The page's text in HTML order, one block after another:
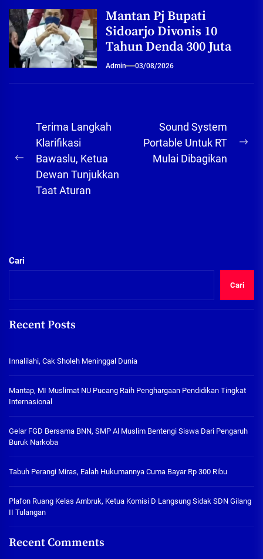
Mantan Pj Bupati
Sidoarjo Divonis 10
Tahun Denda 300 Juta
Admin 03/08/2026
Navigasi
pos
Previous
post:
Terima Langkah
Klarifikasi
Bawaslu, Ketua
Dewan Tunjukkan
Taat Aturan
Sound System
Portable Untuk RT
Mulai Dibagikan
Cari
Cari
Recent Posts
Innalilahi, Cak Sholeh Meninggal Dunia
Mantap, MI Muslimat NU Pucang Raih Penghargaan Pendidikan Tingkat
Internasional
Gelar FGD Bersama BNN, SMP Al Muslim Bentengi Siswa Dari Pengaruh
Buruk Narkoba
Tabuh Perangi Miras, Ealah Hukumannya Cuma Bayar Rp 300 Ribu
Plafon Ruang Kelas Ambruk, Ketua Komisi D Langsung Sidak SDN Gilang
II Tulangan
Recent Comments